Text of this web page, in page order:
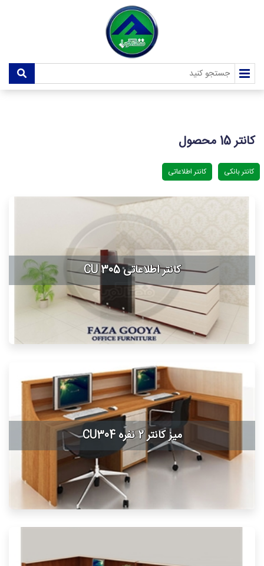
کانتر15 محصول
کانتر بانکی کانتر اطلاعاتی
کانتر اطلاعاتی CU 305
میز کانتر 2 نفره CU304